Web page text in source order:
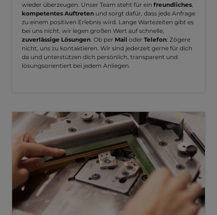
wieder überzeugen. Unser Team steht für ein freundliches
kompetentes Auftreten und sorgt dafür, dass jede Anfrage
zu einem positiven Erlebnis wird. Lange Wartezeiten gibt es
bei uns nicht, wir legen großen Wert auf schnelle,
zuverlässige Lösungen . Ob per Mail oder Telefon: Zögere
nicht, uns zu kontaktieren. Wir sind jederzeit gerne für dich
da und unterstützen dich persönlich, transparent und
lösungsorientiert bei jedem Anliegen.